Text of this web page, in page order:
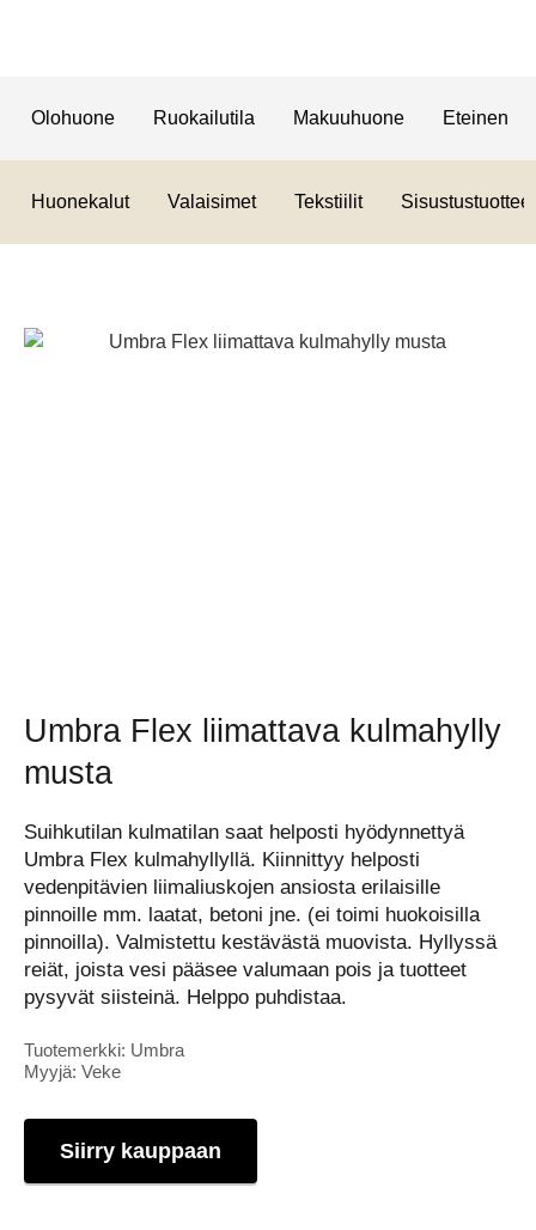
Olohuone Ruokailutila Makuuhuone Eteinen
Huonekalut Valaisimet Tekstiilit Sisustustuotteet
Umbra Flex liimattava kulmahylly
musta
Suihkutilan kulmatilan saat helposti hyödynnettyä
Umbra Flex kulmahyllyllä. Kiinnittyy helposti
vedenpitävien liimaliuskojen ansiosta erilaisille
pinnoille mm. laatat, betoni jne. (ei toimi huokoisilla
pinnoilla). Valmistettu kestävästä muovista. Hyllyssä
reiät, joista vesi pääsee valumaan pois ja tuotteet
pysyvät siisteinä. Helppo puhdistaa.
Tuotemerkki: Umbra
Myyjä: Veke
Siirry kauppaan